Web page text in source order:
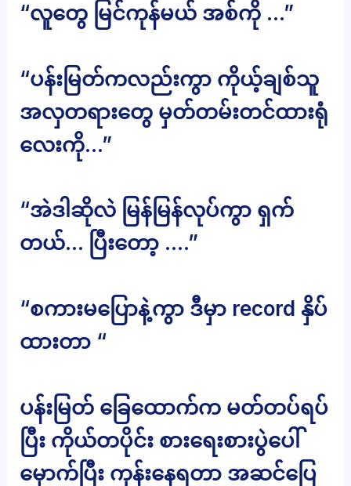
“လူတွေ မြင်ကုန်မယ် အစ်ကို …”
“ပန်းမြတ်ကလည်းကွာ ကိုယ့်ချစ်သူ
အလှတရားတွေ မှတ်တမ်းတင်ထားရုံ
လေးကို…”
“အဲဒါဆိုလဲ မြန်မြန်လုပ်ကွာ ရှက်
တယ်… ပြီးတော့ ….”
“စကားမပြောနဲ့ကွာ ဒီမှာ record နှိပ်
ထားတာ “
ပန်းမြတ် ခြေထောက်က မတ်တပ်ရပ်
ပြီး ကိုယ်တပိုင်း စားရေးစားပွဲပေါ်
မှောက်ပြီး ကုန်းနေရတာ အဆင်ပြေ